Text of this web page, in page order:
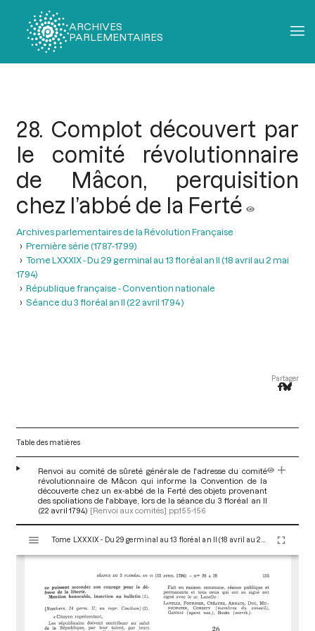
ARCHIVES
PARLEMENTAIRES
28. Complot découvert par
le comité révolutionnaire
de Mâcon, perquisition
chez l’abbé de la Ferté
Archives parlementaires de la Révolution Française
Première série (1787-1799)
Tome LXXXIX - Du 29 germinal au 13 floréal an II (18 avril au 2 mai
1794)
République française - Convention nationale
Séance du 3 floréal an II (22 avril 1794 )
Partager
Table des matières
Renvoi au comité de sûreté générale de l'adresse du comité
révolutionnaire de Mâcon qui informe la Convention de la
découverte chez un ex-abbé de la Ferté des objets provenant
des spoliations de l'abbaye, lors de la séance du 3 floréal an II
(22 avril 1794) [Renvoi aux comités] pp.155-156
s